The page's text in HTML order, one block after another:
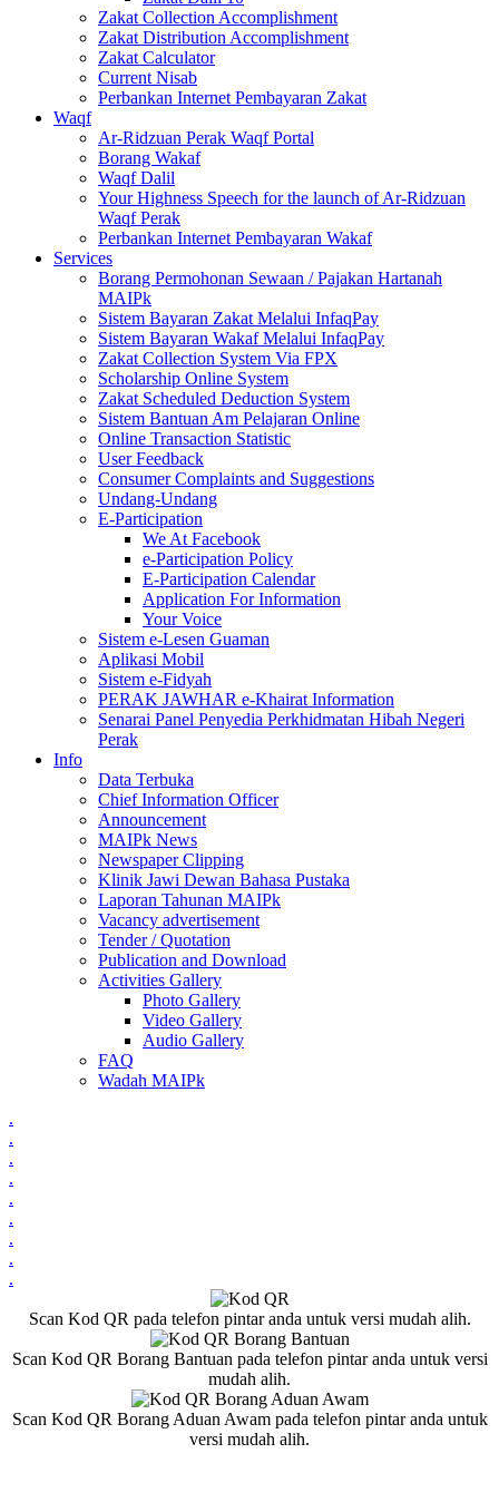
Zakat Collection Accomplishment
Zakat Distribution Accomplishment
Zakat Calculator
Current Nisab
Perbankan Internet Pembayaran Zakat
Waqf
Ar-Ridzuan Perak Waqf Portal
Borang Wakaf
Waqf Dalil
Your Highness Speech for the launch of Ar-Ridzuan
Waqf Perak
Perbankan Internet Pembayaran Wakaf
Services
Borang Permohonan Sewaan / Pajakan Hartanah
MAIPk
Sistem Bayaran Zakat Melalui InfaqPay
Sistem Bayaran Wakaf Melalui InfaqPay
Zakat Collection System Via FPX
Scholarship Online System
Zakat Scheduled Deduction System
Sistem Bantuan Am Pelajaran Online
Online Transaction Statistic
User Feedback
Consumer Complaints and Suggestions
Undang-Undang
E-Participation
We At Facebook
e-Participation Policy
E-Participation Calendar
Application For Information
Your Voice
Sistem e-Lesen Guaman
Aplikasi Mobil
Sistem e-Fidyah
PERAK JAWHAR e-Khairat Information
Senarai Panel Penyedia Perkhidmatan Hibah Negeri
Perak
Info
Data Terbuka
Chief Information Officer
Announcement
MAIPk News
Newspaper Clipping
Klinik Jawi Dewan Bahasa Pustaka
Laporan Tahunan MAIPk
Vacancy advertisement
Tender / Quotation
Publication and Download
Activities Gallery
Photo Gallery
Video Gallery
Audio Gallery
FAQ
Wadah MAIPk
.
.
.
.
.
.
.
.
.
Scan Kod QR pada telefon pintar anda untuk versi mudah alih.
Scan Kod QR Borang Bantuan pada telefon pintar anda untuk versi
mudah alih.
Scan Kod QR Borang Aduan Awam pada telefon pintar anda untuk
versi mudah alih.